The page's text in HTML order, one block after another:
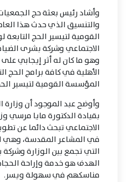
وأشاد رئيس بعثة حج الجمعيات
والتنسيق الذي حدث هذا
القومية لتيسير الحج التابعة
الاجتماعي وشركة بشرى
وهو ما كان له أثر إيجابي
الأهلية في كافة برامج الحج
المؤسسة القومية لتيسير
وأوضح عبد الموجود أن وزارة
بقيادة الدكتورة مايا مرسي
الاجتماعي تبحث دائما عن
في المشاعر المقدسة، وهي
التي تجمع بين الوزارة
الهدف هو خدمة وإراحة
مناسكهم في سهولة ويسر.